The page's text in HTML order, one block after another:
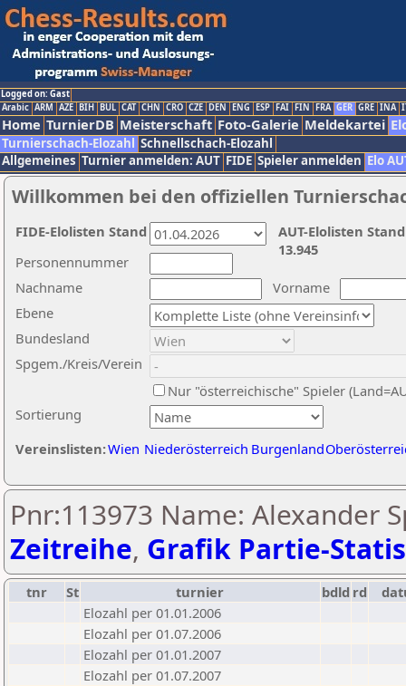
Logged on: Gast
Arabic ARM AZE BIH BUL CAT CHN CRO CZE DEN ENG ESP FAI FIN FRA GER GRE INA
Home TurnierDB Meisterschaft Foto-Galerie Meldekartei
Turnierschach-Elozahl Schnellschach-Elozahl
Allgemeines Turnier anmelden: AUT FIDE Spieler anmelden Elo
Willkommen bei den offiziellen
Nachname
Vorname
Ebene
Sortierung
Personennummer
Bundesland
Spgem./Kreis/Verein
Nur "österreichische" Spieler
Vereinslisten:Wien Niederösterreich Burgenland
AUT-Elolisten
13.945
FIDE-Elolisten Stand
Pnr:113973 Name: Alexander
Zeitreihe, Grafik Partie-
tnr St turnier bdld rd
Elozahl per 01.01.2006
Elozahl per 01.07.2006
Elozahl per 01.01.2007
Elozahl per 01.07.2007